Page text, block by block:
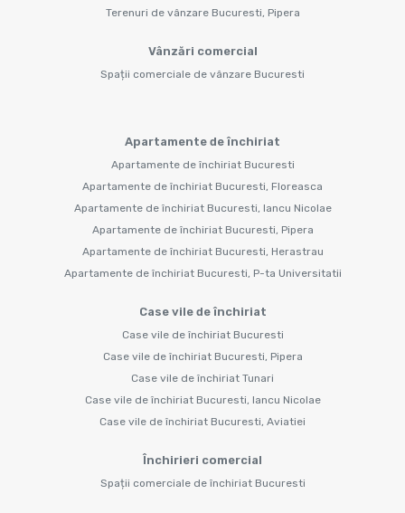
Terenuri de vânzare Bucuresti, Pipera
Vânzări comercial
Spații comerciale de vânzare Bucuresti
Apartamente de închiriat
Apartamente de închiriat Bucuresti
Apartamente de închiriat Bucuresti, Floreasca
Apartamente de închiriat Bucuresti, Iancu Nicolae
Apartamente de închiriat Bucuresti, Pipera
Apartamente de închiriat Bucuresti, Herastrau
Apartamente de închiriat Bucuresti, P-ta Universitatii
Case vile de închiriat
Case vile de închiriat Bucuresti
Case vile de închiriat Bucuresti, Pipera
Case vile de închiriat Tunari
Case vile de închiriat Bucuresti, Iancu Nicolae
Case vile de închiriat Bucuresti, Aviatiei
Închirieri comercial
Spații comerciale de închiriat Bucuresti